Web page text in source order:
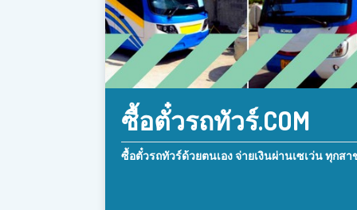
ซื้อตั๋วรถทัวร์.COM
ซื้อตั๋วรถทัวร์ด้วยตนเอง จ่ายเงินผ่านเซเว่น ทุกสา